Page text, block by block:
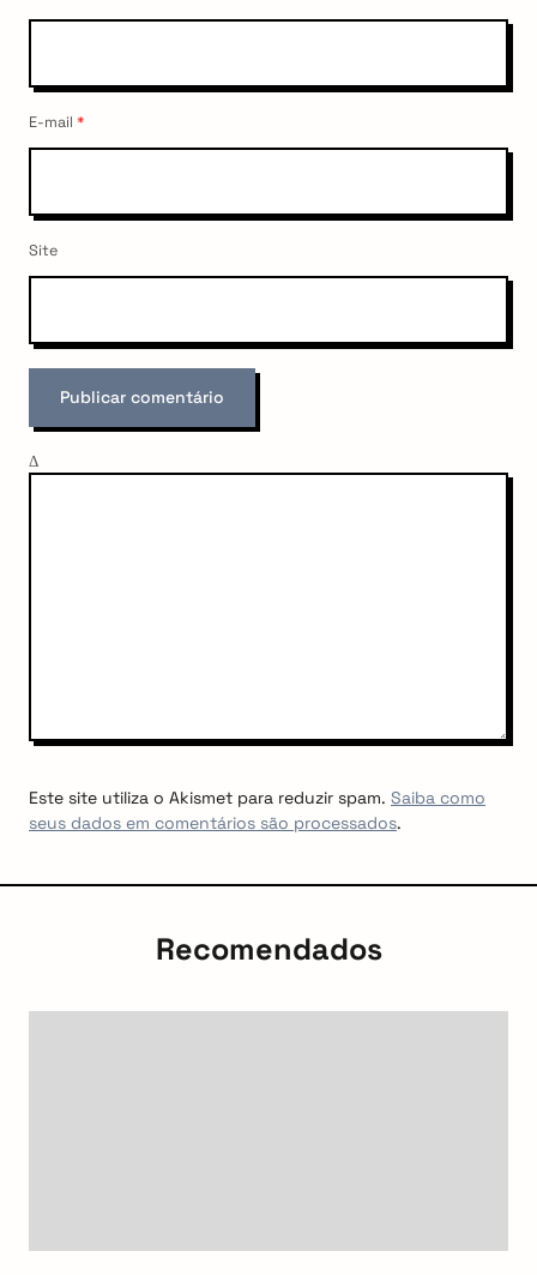
E-mail *
Site
Δ
Este site utiliza o Akismet para reduzir spam. Saiba como
seus dados em comentários são processados.
Recomendados